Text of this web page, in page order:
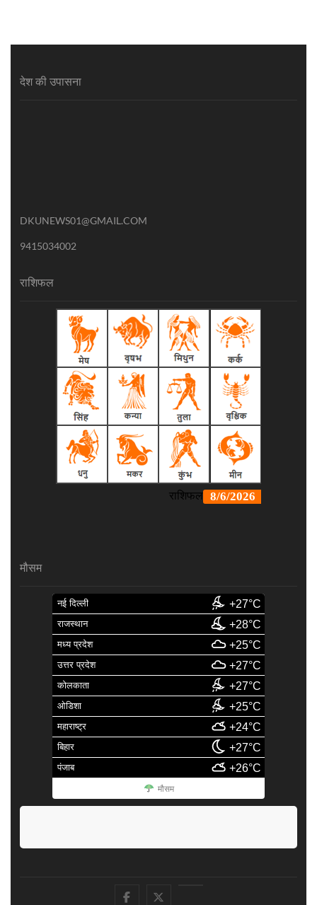
देश की उपासना
DKUNEWS01@GMAIL.COM
9415034002
राशिफल
मौसम
नई दिल्ली +27°C
राजस्थान +28°C
मध्य प्रदेश +25°C
उत्तर प्रदेश +27°C
कोलकाता +27°C
ओडिशा +25°C
महाराष्ट्र +24°C
बिहार +27°C
पंजाब +26°C
मौसम
facebook